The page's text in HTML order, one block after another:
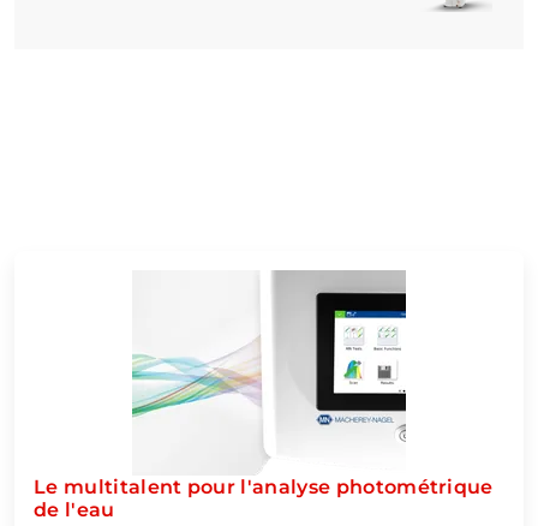
Le multitalent pour l'analyse photométrique
de l'eau